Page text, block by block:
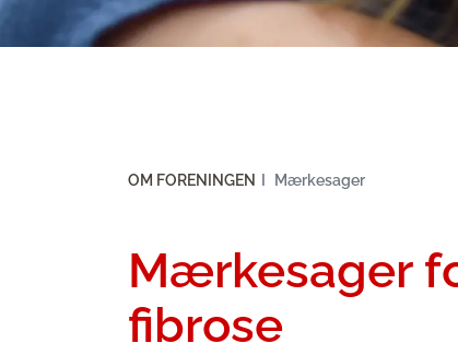
OM FORENINGEN Mærkesager
Mærkesager
fibrose